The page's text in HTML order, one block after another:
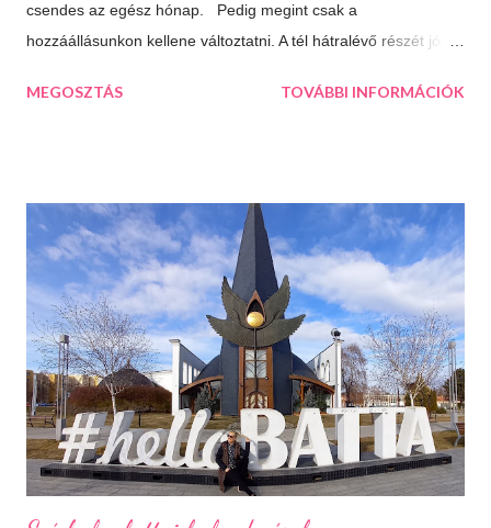
csendes az egész hónap. Pedig megint csak a
hozzáállásunkon kellene változtatni. A tél hátralévő részét jól is
ami jó a télben: Végtelen mozizós estek Hamar sötétedik, ha
már nem gyakran esik a hó, de korizni akkor is lehet, minden
másért meg irány a Kékes, Dobogókő vagy Eplény. Sűrű
krémlevesek Van abban valami megnyugtató amikor az ember
egy tál tartalmas és forró krémlevest kanalaz. Illatos, forró
fürdők Azt hiszem ehhez nem is kell mit hozzáfűzni...
Hangulatfények mindenhol Bátran rakd velük tele te is a
lakásodat, meglátod milyen meghitt hangulatot teremtenek.
Isteni sütemények Diós, mákos, túrós, lekváro...
MEGOSZTÁS TOVÁBBI INFORMÁCIÓK